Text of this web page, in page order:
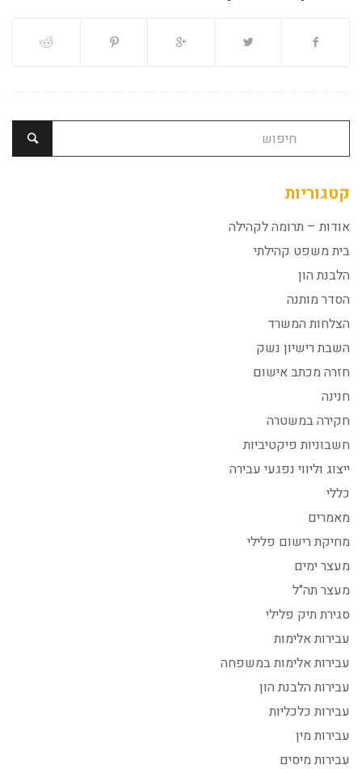
קטגוריות
אודות – תרומה לקהילה
בית משפט קהילתי
הלבנת הון
הסדר מותנה
הצלחות המשרד
השבת רישיון נשק
חזרה מכתב אישום
חנינה
חקירה במשטרה
חשבוניות פיקטיביות
ייצוג וליווי נפגעי עבירה
כללי
מאמרים
מחיקת רישום פלילי
מעצר ימים
מעצר תה"ל
סגירת תיק פלילי
עבירות אלימות
עבירות אלימות במשפחה
עבירות הלבנת הון
עבירות כלכליות
עבירות מין
עבירות מיסים